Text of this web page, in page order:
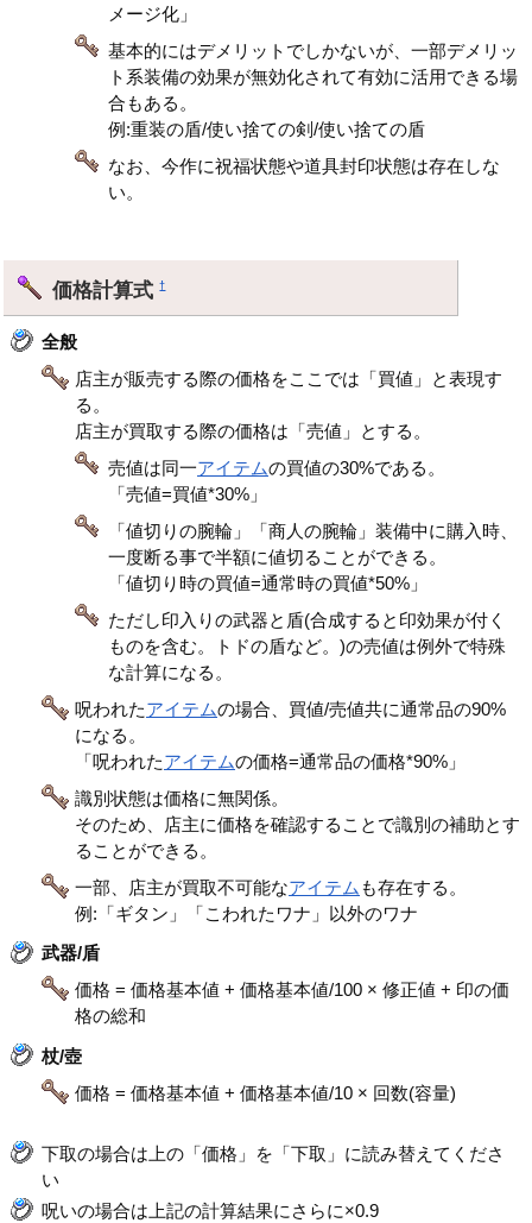
メージ化」
基本的にはデメリットでしかないが、一部デメリッ
ト系装備の効果が無効化されて有効に活用できる場
合もある。
例:重装の盾/使い捨ての剣/使い捨ての盾
なお、今作に祝福状態や道具封印状態は存在しな
い。
価格計算式†
全般
店主が販売する際の価格をここでは「買値」と表現す
る。
店主が買取する際の価格は「売値」とする。
売値は同一アイテムの買値の30%である。
「売値=買値*30%」
「値切りの腕輪」「商人の腕輪」装備中に購入時、
一度断る事で半額に値切ることができる。
「値切り時の買値=通常時の買値*50%」
ただし印入りの武器と盾(合成すると印効果が付く
ものを含む。トドの盾など。)の売値は例外で特殊
な計算になる。
呪われたアイテムの場合、買値/売値共に通常品の90%
になる。
「呪われたアイテムの価格=通常品の価格*90%」
識別状態は価格に無関係。
そのため、店主に価格を確認することで識別の補助とす
ることができる。
一部、店主が買取不可能なアイテム も存在する。
例:「ギタン」「こわれたワナ」以外のワナ
武器/盾
価格 = 価格基本値 + 価格基本値/100 × 修正値 + 印の価
格の総和
杖/壺
価格 = 価格基本値 + 価格基本値/10 × 回数(容量)
下取の場合は上の「価格」を「下取」に読み替えてくださ
い
呪いの場合は上記の計算結果にさらに×0.9